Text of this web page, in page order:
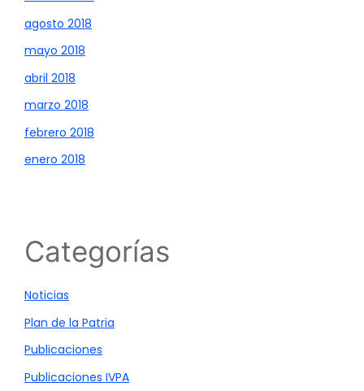
agosto 2018
mayo 2018
abril 2018
marzo 2018
febrero 2018
enero 2018
Categorías
Noticias
Plan de la Patria
Publicaciones
Publicaciones IVPA